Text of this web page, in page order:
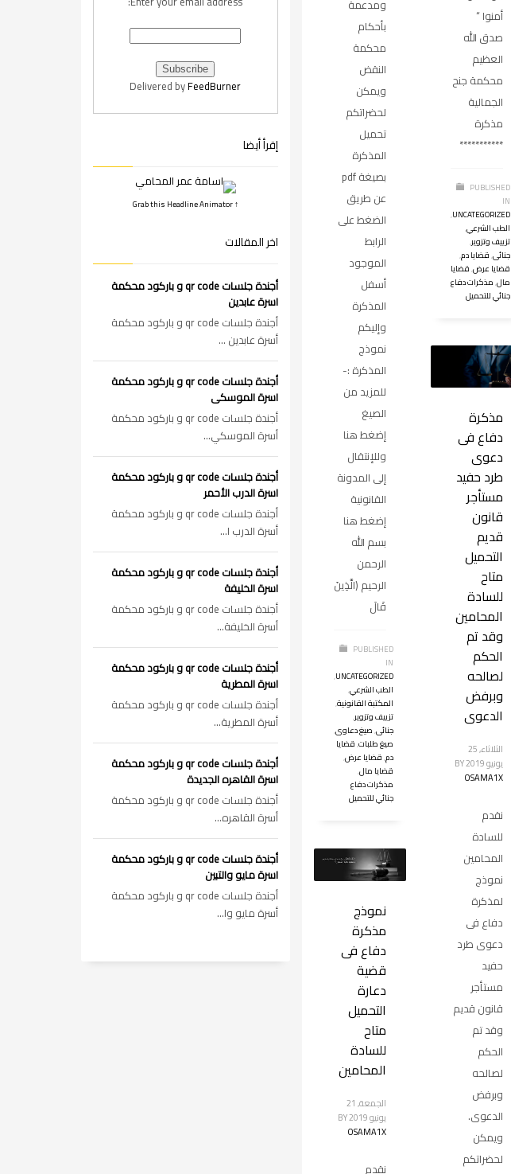
أمنوا “
صدق الله
العظيم
محكمة جنح
الجمالية
مذكرة
***********
PUBLISHED
IN
UNCATEGORIZED
,
الطب الشرعي,
تزييف وتزوير,
جنائى,قضايا دم,
قضايا عرض,قضايا
مال,مذكرات دفاع
جنائي للتحميل
ومدعمة
بأحكام
محكمة
النقض
ويمكن
لحضراتكم
تحميل
المذكرة
عن طريق
الضغط على
الرابط
الموجود
أسفل
المذكرة
وإليكم
نموذج
المذكرة :-
للمزيد من
الصيغ
إضغط هنا
وللإنتقال
إلى المدونة
القانونية
إضغط هنا
بسم الله
الرحمن
الرحيم (الَّذِينَ
قَالَ
PUBLISHED
IN
UNCATEGORIZED
,
الطب الشرعي,
المكتبة القانونية,
تزييف وتزوير,
جنائى,صيغ دعاوى,
صيغ طلبات,قضايا
دم,قضايا عرض,
قضايا مال,
مذكرات دفاع
جنائي للتحميل
مذكرة
دفاع فى
دعوى
طرد حفيد
مستأجر
قانون
قديم
التحميل
متاح
للسادة
المحامين
وقد تم
الحكم
لصالحه
وبرفض
الدعوى
الثلاثاء, 25
يونيو 2019
BY
OSAMA1X
نقدم
للسادة
المحامين
نموذج
لمذكرة
دفاع فى
دعوى طرد
حفيد
مستأجر
قانون قديم
وقد تم
الحكم
لصالحه
وبرفض
الدعوى.
ويمكن
لحضراتكم
نموذج
مذكرة
دفاع فى
قضية
دعارة
التحميل
متاح
للسادة
المحامين
الجمعة, 21
يونيو 2019
BY
OSAMA1X
نقدم
Delivered byFeedBurner
إقرأ أيضا
↑ Grab this Headline Animator
اخر المقالات
أجندة جلسات qr code و باركود محكمة
اسرة عابدين
أجندة جلسات qr code و باركود محكمة
أسرة عابدين ...
أجندة جلسات qr code و باركود محكمة
اسرة الموسكى
أجندة جلسات qr code و باركود محكمة
أسرة الموسكي...
أجندة جلسات qr code و باركود محكمة
اسرة الدرب الأحمر
أجندة جلسات qr code و باركود محكمة
أسرة الدرب ا...
أجندة جلسات qr code و باركود محكمة
اسرة الخليفة
أجندة جلسات qr code و باركود محكمة
أسرة الخليفة...
أجندة جلسات qr code و باركود محكمة
اسرة المطرية
أجندة جلسات qr code و باركود محكمة
أسرة المطرية...
أجندة جلسات qr code و باركود محكمة
اسرة القاهره الجديدة
أجندة جلسات qr code و باركود محكمة
أسرة القاهره...
أجندة جلسات qr code و باركود محكمة
اسرة مايو والتبين
أجندة جلسات qr code و باركود محكمة
أسرة مايو وا...